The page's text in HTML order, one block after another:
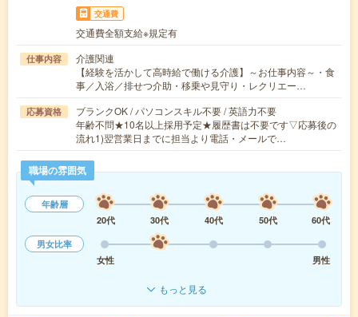
交通費
交通費全額支給※規定有
仕事内容
介護関連
【経験を活かして高時給で働ける介護】～お仕事内容～・食
事／入浴／排せつ介助・移乗や見守り・レクリエー…
応募資格
ブランクOK / パソコンスキル不要 / 英語力不要
年齢不問★10名以上採用予定★履歴書は不要です▽応募後の
流れ1)翌営業日までに担当より電話・メールで…
職場の雰囲気
年齢層
20代
30代 40代 50代
60代
男女比率
女性
男性
もっと見る